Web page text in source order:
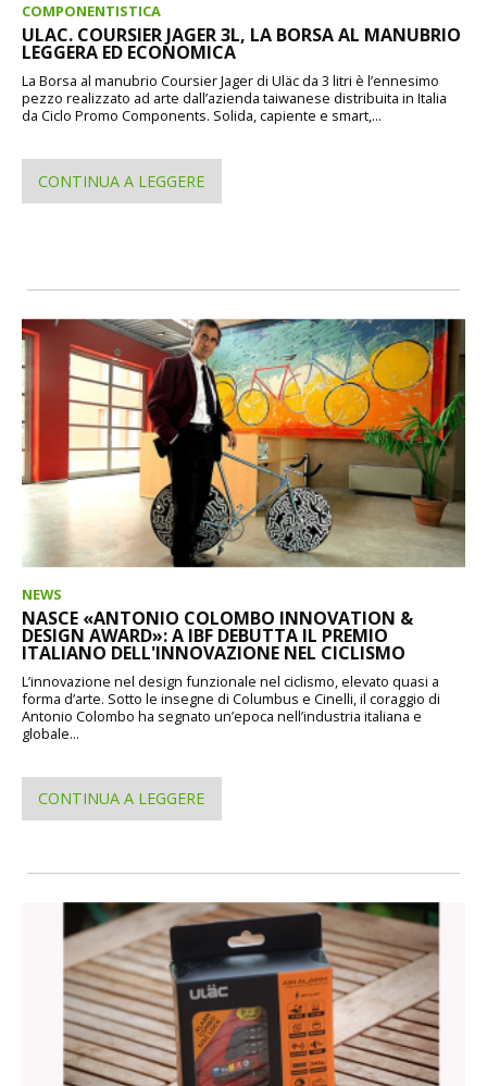
COMPONENTISTICA
ULAC. COURSIER JAGER 3L, LA BORSA AL MANUBRIO
LEGGERA ED ECONOMICA
La Borsa al manubrio Coursier Jager di Uläc da 3 litri è l’ennesimo
pezzo realizzato ad arte dall’azienda taiwanese distribuita in Italia
da Ciclo Promo Components. Solida, capiente e smart,...
CONTINUA A LEGGERE
NEWS
NASCE «ANTONIO COLOMBO INNOVATION &
DESIGN AWARD»: A IBF DEBUTTA IL PREMIO
ITALIANO DELL'INNOVAZIONE NEL CICLISMO
L’innovazione nel design funzionale nel ciclismo, elevato quasi a
forma d’arte. Sotto le insegne di Columbus e Cinelli, il coraggio di
Antonio Colombo ha segnato un’epoca nell’industria italiana e
globale...
CONTINUA A LEGGERE